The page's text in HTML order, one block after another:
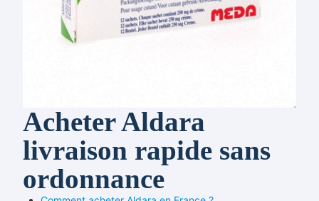
Acheter Aldara
livraison rapide sans
ordonnance